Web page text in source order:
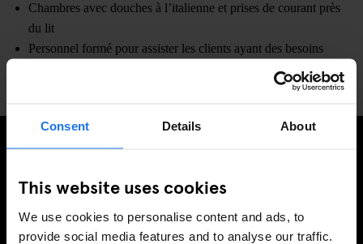
Consent Details About
This website uses cookies
We use cookies to personalise content and ads, to
provide social media features and to analyse our traffic.
Chambres avec douches à l’italienne et prises de courant près
du lit
Personnel formé pour assister les clients ayant des besoins
RECEVOIR DES OFFRES EXCLUSIVES